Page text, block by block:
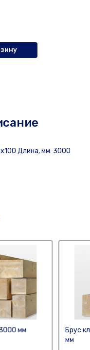
Длина, мм: 3000
мм
Брус
мм